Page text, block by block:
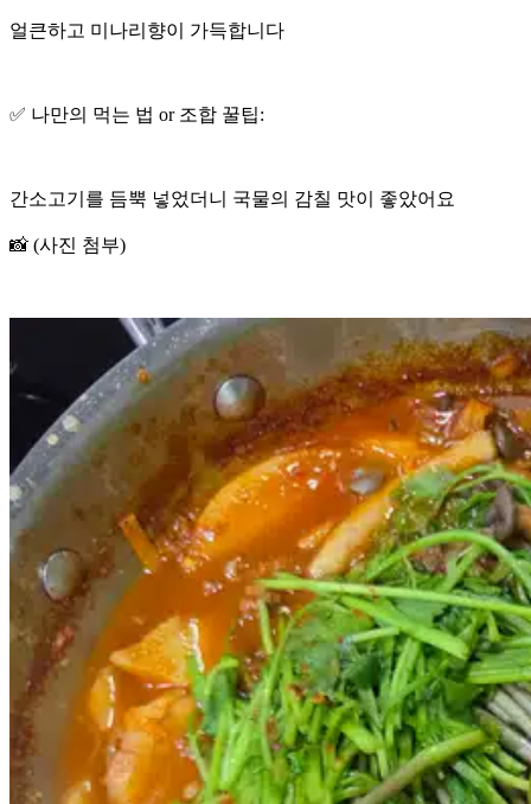
얼큰하고 미나리향이 가득합니다
✅ 나만의 먹는 법 or 조합 꿀팁:
간소고기를 듬뿍 넣었더니 국물의 감칠 맛이 좋았어요
📸 (사진 첨부)